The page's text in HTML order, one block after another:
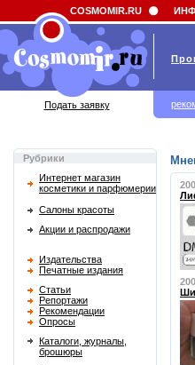
Field 'news_title' doesn't have a default value
Рубрики
Интернет магазин
косметики и парфюмерии
Салоны красоты
Акции и распродажи
Издательства
Печатные издания
Статьи
Репортажи
Рекомендации
Опросы
Каталоги, журналы,
брошюры
COSMOMIR.RU
Подать заявку